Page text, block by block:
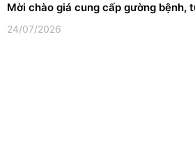
Mời chào giá cung cấp gường bệnh,
24/07/2026